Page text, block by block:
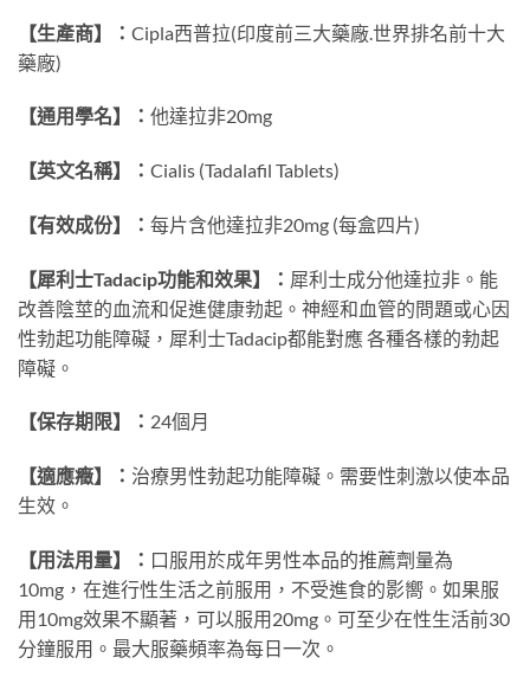
【生產商】： Cipla西普拉(印度前三大藥廠.世界排名前十大
藥廠)
【通用學名】： 他達拉非20mg
【英文名稱】： Cialis (Tadalafil Tablets)
【有效成份】： 每片含他達拉非20mg (每盒四片)
【犀利士Tadacip功能和效果】： 犀利士成分他達拉非。能
改善陰莖的血流和促進健康勃起。神經和血管的問題或心因
性勃起功能障礙，犀利士Tadacip都能對應 各種各樣的勃起
障礙。
【保存期限】： 24個月
【適應癥】： 治療男性勃起功能障礙。需要性刺激以使本品
生效。
【用法用量】： 口服用於成年男性本品的推薦劑量為
10mg，在進行性生活之前服用，不受進食的影嚮。如果服
用10mg效果不顯著，可以服用20mg。可至少在性生活前30
分鐘服用。最大服藥頻率為每日一次。